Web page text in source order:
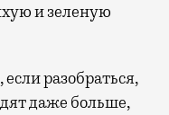
и зеленую
разобраться,
даже больше,